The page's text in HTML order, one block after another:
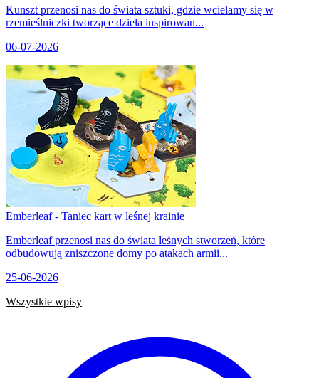
Kunszt przenosi nas do świata sztuki, gdzie wcielamy się w
rzemieślniczki tworzące dzieła inspirowan...
06-07-2026
Emberleaf - Taniec kart w leśnej krainie
Emberleaf przenosi nas do świata leśnych stworzeń, które
odbudowują zniszczone domy po atakach armii...
25-06-2026
Wszystkie wpisy